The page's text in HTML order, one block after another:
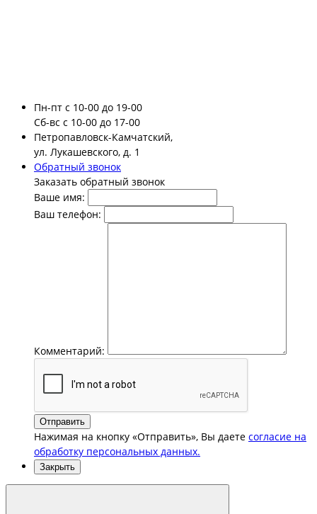
Пн-пт с 10-00 до 19-00
Сб-вс с 10-00 до 17-00
Петропавловск-Камчатский,
ул. Лукашевского, д. 1
Обратный звонок
Заказать обратный звонок
Ваше имя:
Ваш телефон:
Комментарий:
Отправить
Нажимая на кнопку «Отправить», Вы даете согласие на
обработку персональных данных.
Закрыть